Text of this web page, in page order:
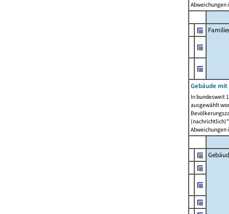
Abweichungen
Gebäude
In bundesweit
ausgewählt
Abweichungen